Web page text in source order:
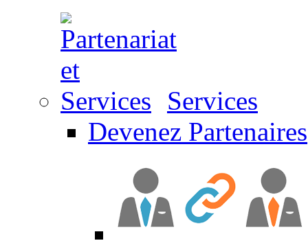
Services
Devenez Partenaires